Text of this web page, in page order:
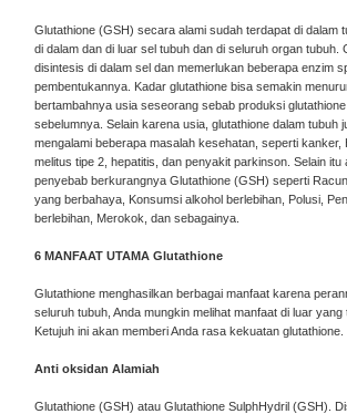
Glutathione (GSH) secara alami sudah terdapat di dalam
di dalam dan di luar sel tubuh dan di seluruh organ tubuh.
disintesis di dalam sel dan memerlukan beberapa enzim
pembentukannya. Kadar glutathione bisa semakin
bertambahnya usia seseorang sebab produksi
sebelumnya. Selain karena usia, glutathione dalam tubuh
mengalami beberapa masalah kesehatan, seperti kanker,
melitus tipe 2, hepatitis, dan penyakit parkinson. Selain itu
penyebab berkurangnya Glutathione (GSH) seperti
yang berbahaya, Konsumsi alkohol berlebihan, Polusi,
berlebihan, Merokok, dan sebagainya.
6 MANFAAT UTAMA Glutathione
Glutathione menghasilkan berbagai manfaat karena
seluruh tubuh, Anda mungkin melihat manfaat di luar yang
Ketujuh ini akan memberi Anda rasa kekuatan glutathione.
Anti oksidan Alamiah
Glutathione (GSH) atau Glutathione SulphHydril (GSH).